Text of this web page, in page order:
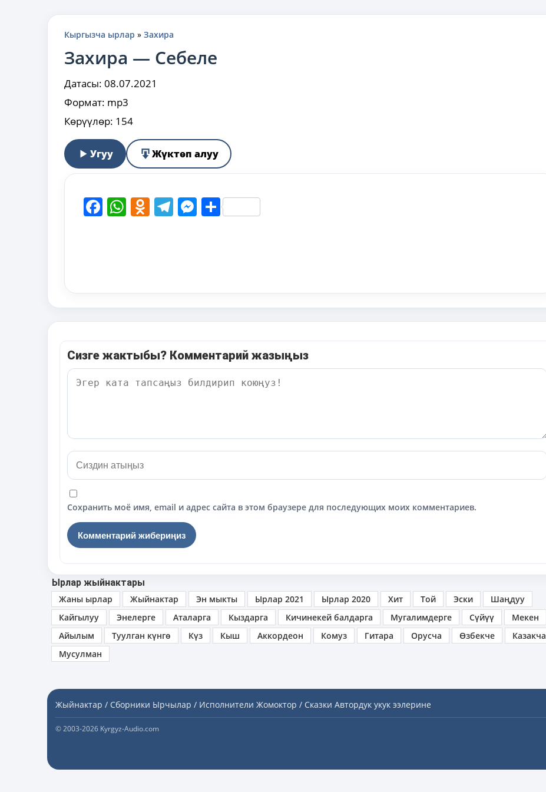
Кыргызча ырлар » Захира
Захира — Себеле
Датасы: 08.07.2021
Формат: mp3
Көрүүлөр: 154
Угуу Жүктөп алуу
Facebook
WhatsApp
Odnoklassniki
Telegram
Messenger
Share
Сизге жактыбы? Комментарий жазыңыз
Сохранить моё имя, email и адрес сайта в этом браузере для последующих моих комментариев.
Ырлар жыйнактары
Жаны ырлар
Жыйнактар Эн мыкты Ырлар 2021 Ырлар 2020 Хит Той Эски
Шаңдуу
Кайгылуу
Энелерге Аталарга Кыздарга Кичинекей балдарга Мугалимдерге Сүйүү
Мекен
Айылым
Туулган күнгө Күз Кыш Аккордеон Комуз Гитара Орусча Өзбекче
Казакча
Мусулман
Жыйнактар / Сборники Ырчылар / Исполнители Жомоктор / Сказки Автордук укук ээлерине
© 2003-2026 Kyrgyz-Audio.com